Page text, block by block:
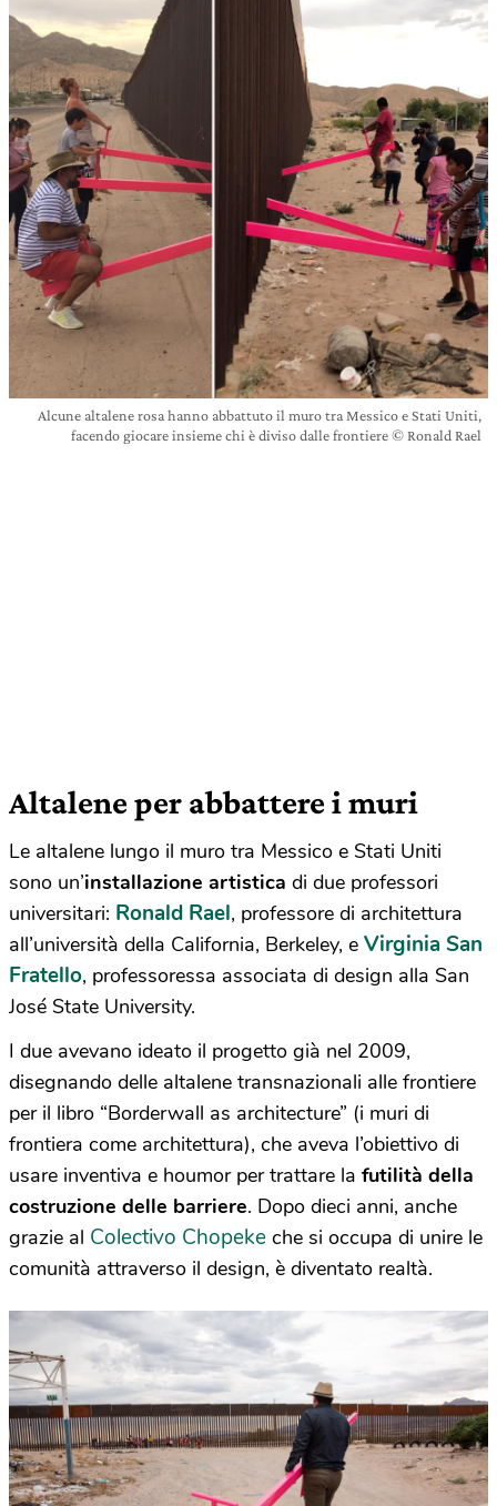
Alcune altalene rosa hanno abbattuto il muro tra Messico e Stati Uniti,
facendo giocare insieme chi è diviso dalle frontiere © Ronald Rael
Altalene per abbattere i muri
Le altalene lungo il muro tra Messico e Stati Uniti
sono un’installazione artistica di due professori
universitari: Ronald Rael, professore di architettura
all’università della California, Berkeley, e Virginia San
Fratello, professoressa associata di design alla San
José State University.
I due avevano ideato il progetto già nel 2009,
disegnando delle altalene transnazionali alle frontiere
per il libro “Borderwall as architecture” (i muri di
frontiera come architettura), che aveva l’obiettivo di
usare inventiva e houmor per trattare la futilità della
costruzione delle barriere. Dopo dieci anni, anche
grazie al Colectivo Chopeke che si occupa di unire le
comunità attraverso il design, è diventato realtà.